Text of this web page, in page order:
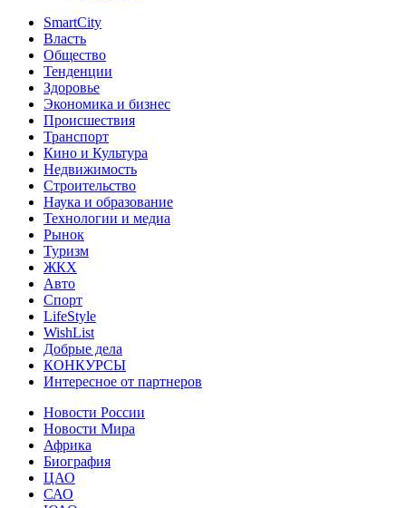
SmartCity
Власть
Общество
Тенденции
Здоровье
Экономика и бизнес
Происшествия
Транспорт
Кино и Культура
Недвижимость
Строительство
Наука и образование
Технологии и медиа
Рынок
Туризм
ЖКХ
Авто
Спорт
LifeStyle
WishList
Добрые дела
КОНКУРСЫ
Интересное от партнеров
Новости России
Новости Мира
Африка
Биография
ЦАО
САО